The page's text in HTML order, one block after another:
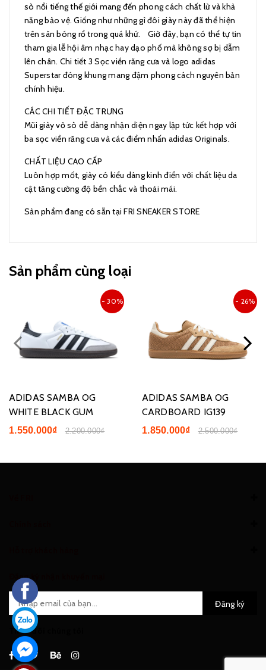
sò nổi tiếng thế giới mang đến phong cách chất lừ và khả
năng bảo vệ. Giống như những gì đôi giày này đã thể hiện
trên sân bóng rổ trong quá khứ. Giờ đây, bạn có thể tự tin
tham gia lễ hội âm nhạc hay dạo phố mà không sợ bị dẫm
lên chân. Chi tiết 3 Sọc viền răng cưa và logo adidas
Superstar đóng khung mang đậm phong cách nguyên bản
chính hiệu.
CÁC CHI TIẾT ĐẶC TRƯNG
Mũi giày vỏ sò dễ dàng nhận diện ngay lập tức kết hợp với
ba sọc viền răng cưa và các điểm nhấn adidas Originals.
CHẤT LIỆU CAO CẤP
Luôn hợp mốt, giày có kiểu dáng kinh điển với chất liệu da
cật tăng cường độ bền chắc và thoải mái.
Sản phẩm đang có sẵn tại FRI SNEAKER STORE
Sản phẩm cùng loại
- 30%
ADIDAS SAMBA OG
WHITE BLACK GUM
1.550.000₫ 2.200.000₫
- 26%
ADIDAS SAMBA OG
CARDBOARD IG139
1.850.000₫ 2.500.000₫
Đăng ký nhận khuyến mại
Đăng ký
Theo dõi chúng tôi